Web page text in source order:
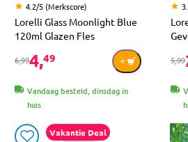
4.2/5 (Merkscore)
Lorelli Glass Moonlight Blue
120ml Glazen Fles
6,994,49
Vandaag besteld, dinsdag in
huis
5,99
Vakantie Deal